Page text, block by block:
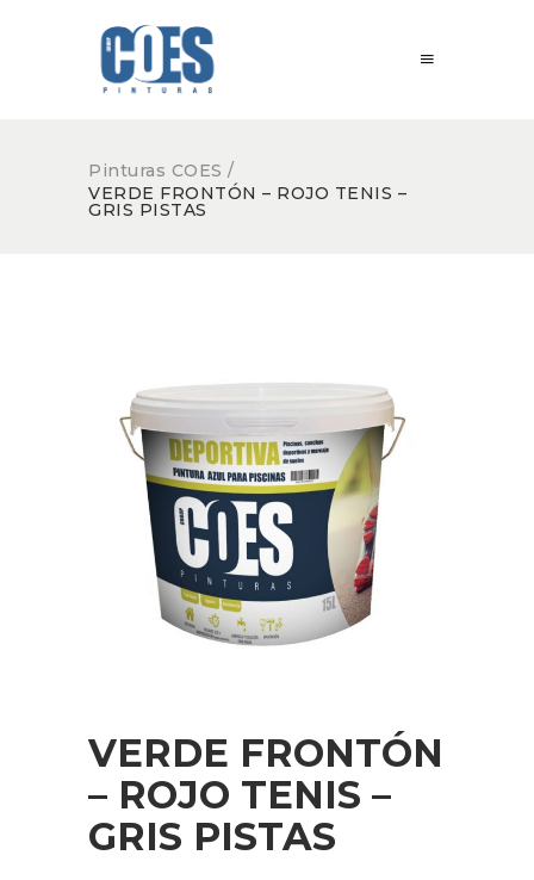
Pinturas COES /
VERDE FRONTÓN – ROJO TENIS –
GRIS PISTAS
VERDE FRONTÓN
– ROJO TENIS –
GRIS PISTAS